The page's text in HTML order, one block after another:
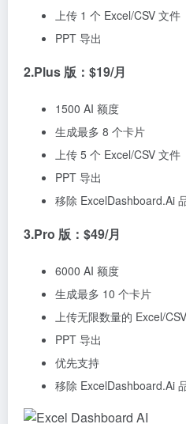
上传 1 个 Excel/CSV 文件
PPT 导出
2.Plus 版：$19/月
1500 AI 额度
生成最多 8 个卡片
上传 5 个 Excel/CSV 文件
PPT 导出
移除 ExcelDashboard.Ai
3.Pro 版：$49/月
6000 AI 额度
生成最多 10 个卡片
上传无限数量的 Excel/
PPT 导出
优先支持
移除 ExcelDashboard.Ai